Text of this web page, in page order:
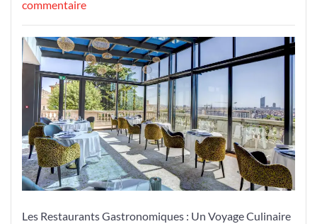
le
commentairesur
l’Excellence
Culinaire
des
Restaurants
Gastronomiques
Les Restaurants Gastronomiques : Un Voyage Culinaire